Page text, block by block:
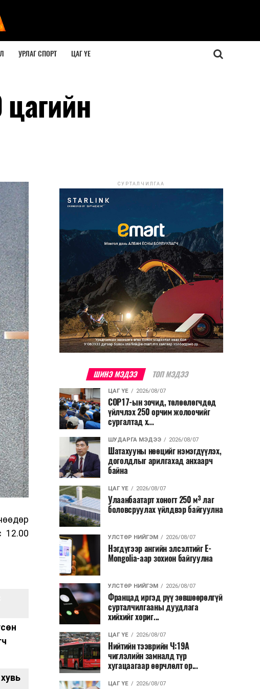
УРЛАГ СПОРТ ЦАГ ҮЕ
12.00
хувь
СУРТАЛЧИЛГАА
ШИНЭ МЭДЭЭ ТОП МЭДЭЭ
ЦАГ ҮЕ 2026/08/07
COP17-ын зочид, төлөөлөгчдөд
үйлчлэх 250 орчим жолоочийг
сургалтад х...
ШУДАРГА МЭДЭЭ 2026/08/07
Шатахууны нөөцийг нэмэгдүүлэх,
доголдлыг арилгахад анхаарч
байна
ЦАГ ҮЕ 2026/08/07
Улаанбаатарт хоногт 250 м³ лаг
боловсруулах үйлдвэр байгуулна
УЛСТӨР НИЙГЭМ 2026/08/07
Нэгдүгээр ангийн элсэлтийг E-
Mongolia-аар зохион байгуулна
УЛСТӨР НИЙГЭМ 2026/08/07
Францад иргэд рүү зөвшөөрөлгүй
сурталчилгааны дуудлага
хийхийг хориг...
ЦАГ ҮЕ 2026/08/07
Нийтийн тээврийн Ч:19А
чиглэлийн замналд түр
хугацаагаар өөрчлөлт ор...
ЦАГ ҮЕ 2026/08/07